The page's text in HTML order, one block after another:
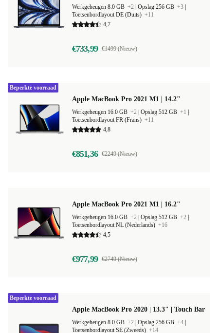
Werkgeheugen 8.0 GB +2 Opslag 256 GB +3
Toetsenbordlayout DE (Duits) +11
4,7
€733,99 €1499 (Nieuw)
Apple MacBook Pro 2021 M1 | 14.2"
Werkgeheugen 16.0 GB +2 Opslag 512 GB +1
Toetsenbordlayout FR (Frans) +11
4,8
€851,36 €2249 (Nieuw)
Beperkte voorraad
Apple MacBook Pro 2021 M1 | 16.2"
Werkgeheugen 16.0 GB +2 Opslag 512 GB +2
Toetsenbordlayout NL (Nederlands) +16
4,5
€977,99 €2749 (Nieuw)
Apple MacBook Pro 2020 | 13.3" | Touch Bar
Werkgeheugen 8.0 GB +2 Opslag 256 GB +4
Toetsenbordlayout SE (Zweeds) +14
Beperkte voorraad